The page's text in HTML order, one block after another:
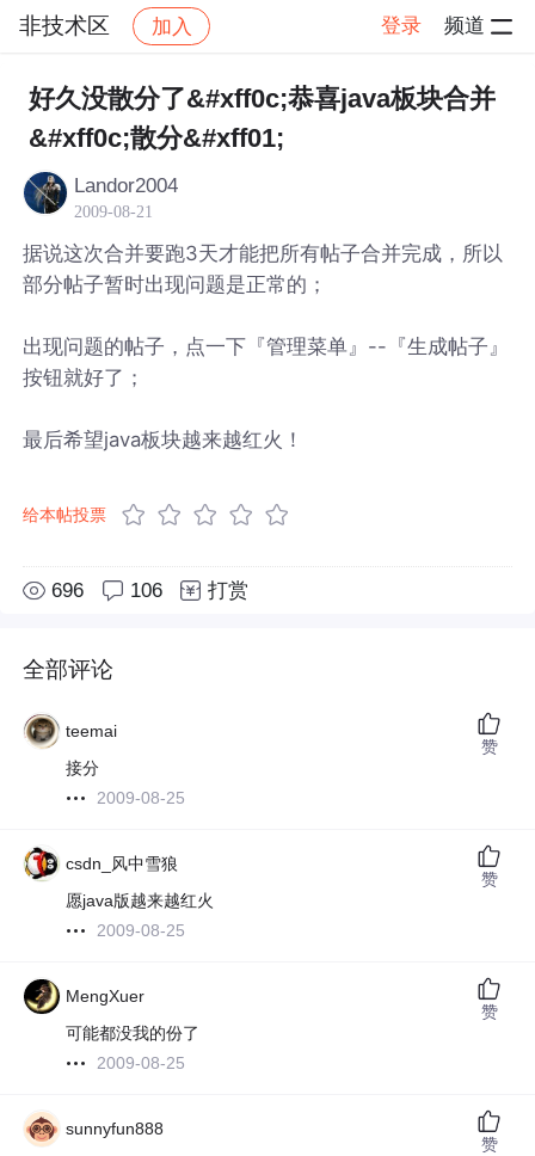
非技术区 加入 登录 频道
社区 非技术区 帖子详情
好久没散分了&#xff0c;恭喜java板块合并
&#xff0c;散分&#xff01;
Landor2004
2009-08-21
据说这次合并要跑3天才能把所有帖子合并完成，所以
部分帖子暂时出现问题是正常的；
出现问题的帖子，点一下『管理菜单』--『生成帖子』
按钮就好了；
最后希望java板块越来越红火！
给本帖投票
696 106 打赏
全部评论
teemai
接分
2009-08-25
赞
csdn_风中雪狼
愿java版越来越红火
2009-08-25
赞
MengXuer
可能都没我的份了
2009-08-25
赞
sunnyfun888
赞